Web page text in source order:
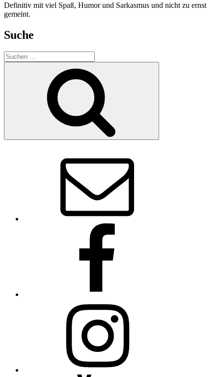
Definitiv mit viel Spaß, Humor und Sarkasmus und nicht zu ernst
gemeint.
Suche
Suchen
nach: